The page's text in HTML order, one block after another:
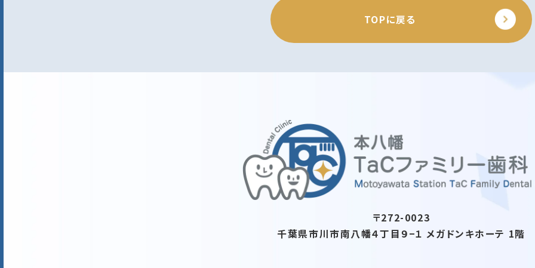
TOPに戻る
〒272-0023
千葉県市川市南八幡４丁目９−１ メガドンキホーテ 1階